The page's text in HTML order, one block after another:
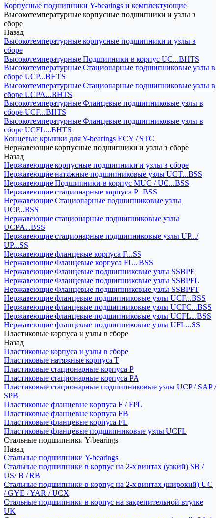
Корпусные подшипники Y-bearings и комплектующие
Высокотемпературные корпусные подшипники и узлы в
сборе
Назад
Высокотемпературные корпусные подшипники и узлы в
сборе
Высокотемпературные Подшипники в корпус UC...BHTS
Высокотемпературные Стационарные подшипниковые узлы в
сборе UCP...BHTS
Высокотемпературные Стационарные подшипниковые узлы в
сборе UCPA...BHTS
Высокотемпературные Фланцевые подшипниковые узлы в
сборе UCF...BHTS
Высокотемпературные Фланцевые подшипниковые узлы в
сборе UCFL...BHTS
Концевые крышки для Y-bearings ECY / STC
Нержавеющие корпусные подшипники и узлы в сборе
Назад
Нержавеющие корпусные подшипники и узлы в сборе
Нержавеющие натяжные подшипниковые узлы UCT...BSS
Нержавеющие Подшипники в корпус MUC / UC...BSS
Нержавеющие стационарные корпуса P...BSS
Нержавеющие Стационарные подшипниковые узлы
UCP...BSS
Нержавеющие стационарные подшипниковые узлы
UCPA...BSS
Нержавеющие стационарные подшипниковые узлы UP.../
UP...SS
Нержавеющие фланцевые корпуса F...SS
Нержавеющие Фланцевые корпуса FL...BSS
Нержавеющие Фланцевые подшипниковые узлы SSBPF
Нержавеющие Фланцевые подшипниковые узлы SSBPFL
Нержавеющие Фланцевые подшипниковые узлы SSBPFT
Нержавеющие фланцевые подшипниковые узлы UCF...BSS
Нержавеющие фланцевые подшипниковые узлы UCFC...BSS
Нержавеющие фланцевые подшипниковые узлы UCFL...BSS
Нержавеющие фланцевые подшипниковые узлы UFL...SS
Пластиковые корпуса и узлы в сборе
Назад
Пластиковые корпуса и узлы в сборе
Пластиковые натяжные корпуса T
Пластиковые стационарные корпуса P
Пластиковые стационарные корпуса PA
Пластиковые стационарные подшипниковые узлы UCP / SAP /
SPB
Пластиковые фланцевые корпуса F / FPL
Пластиковые фланцевые корпуса FB
Пластиковые фланцевые корпуса FL
Пластиковые фланцевые подшипниковые узлы UCFL
Стальные подшипники Y-bearings
Назад
Стальные подшипники Y-bearings
Стальные подшипники в корпус на 2-х винтах (узкий) SB /
US/ B / RB
Стальные подшипники в корпус на 2-х винтах (широкий) UC
/ GYE / YAR / UCX
Стальные подшипники в корпус на закрепительной втулке
UK